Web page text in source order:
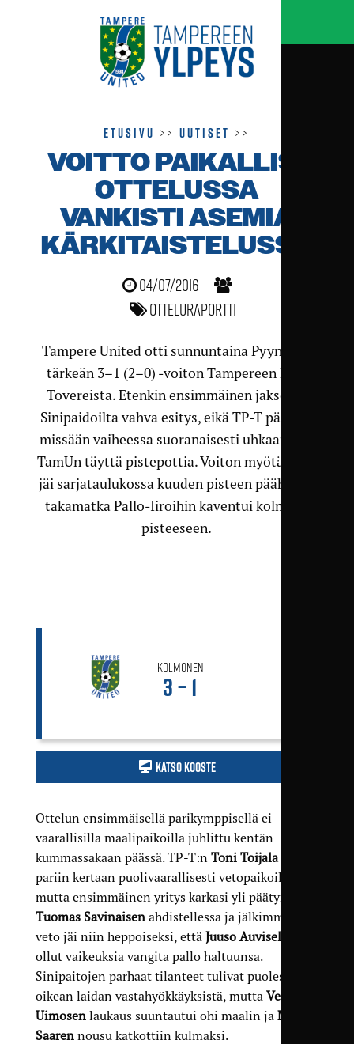
Etusivu >>Uutiset >>
VOITTO PAIKALLIS­
OTTELUSSA
VANKISTI ASEMIA
KÄRKI­TAISTELUSSA
04/07/2016
Otteluraportti
Tampere United otti sunnuntaina Pyynikillä
tärkeän 3–1 (2–0) -voiton Tampereen Peli-
Tovereista. Etenkin ensimmäinen jakso oli
Sinipaidoilta vahva esitys, eikä TP-T päässyt
missään vaiheessa suoranaisesti uhkaamaan
TamUn täyttä pistepottia. Voiton myötä TP-T
jäi sarjataulukossa kuuden pisteen päähän ja
takamatka Pallo-Iiroihin kaventui kolmeen
pisteeseen.
Kolmonen
3 – 1
Katso kooste
Ottelun ensimmäisellä parikymppisellä ei
vaarallisilla maalipaikoilla juhlittu kentän
kummassakaan päässä. TP-T:n Toni Toijalaoli
pariin kertaan puolivaarallisesti vetopaikoilla,
mutta ensimmäinen yritys karkasi yli päätyrajasta
Tuomas Savinaisenahdistellessa ja jälkimmäinen
veto jäi niin heppoiseksi, että Juuso Auvisella
ollut vaikeuksia vangita pallo haltuunsa.
Sinipaitojen parhaat tilanteet tulivat puolestaan
oikean laidan vastahyökkäyksistä, mutta Verneri
Uimosenlaukaus suuntautui ohi maalin ja Matti
Saarennousu katkottiin kulmaksi.